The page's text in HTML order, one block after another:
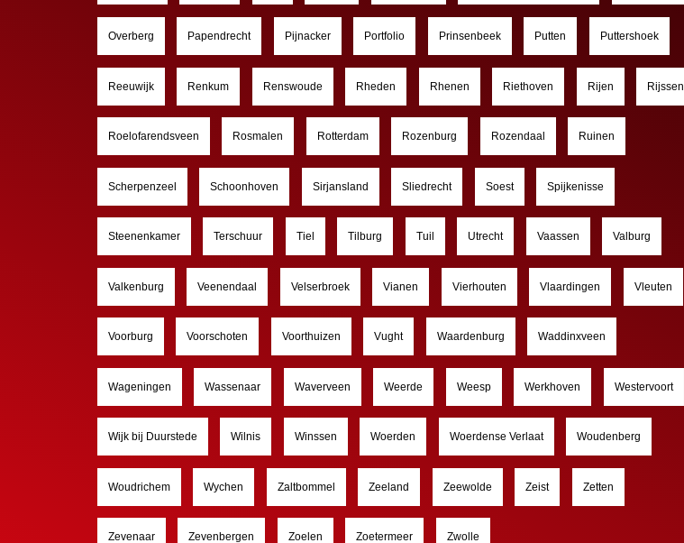
Overberg Papendrecht Pijnacker Portfolio Prinsenbeek Putten Puttershoek
Reeuwijk Renkum Renswoude Rheden Rhenen Riethoven Rijen Rijssen
Roelofarendsveen Rosmalen Rotterdam Rozenburg Rozendaal Ruinen
Scherpenzeel Schoonhoven Sirjansland Sliedrecht Soest Spijkenisse
Steenenkamer Terschuur Tiel Tilburg Tuil Utrecht Vaassen Valburg
Valkenburg Veenendaal Velserbroek Vianen Vierhouten Vlaardingen Vleuten
Voorburg Voorschoten Voorthuizen Vught Waardenburg Waddinxveen
Wageningen Wassenaar Waverveen Weerde Weesp Werkhoven Westervoort
Wijk bij Duurstede Wilnis Winssen Woerden Woerdense Verlaat Woudenberg
Woudrichem Wychen Zaltbommel Zeeland Zeewolde Zeist Zetten
Zevenaar Zevenbergen Zoelen Zoetermeer Zwolle